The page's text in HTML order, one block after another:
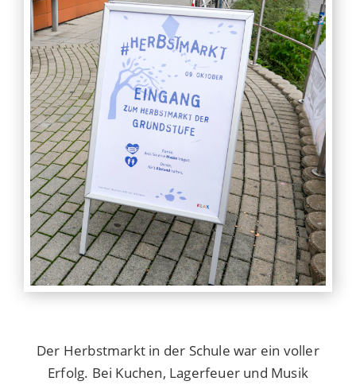
Der Herbstmarkt in der Schule war ein voller
Erfolg. Bei Kuchen, Lagerfeuer und Musik